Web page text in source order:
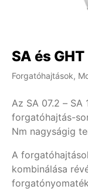
SA és GHT
Forgatóhajtások,
Az SA 07.2 – SA
forgatóhajtás-
Nm nagyságig
A
kombinálása